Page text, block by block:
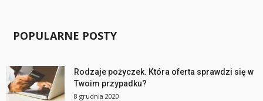
POPULARNE POSTY
Rodzaje pożyczek. Która oferta sprawdzi się w
Twoim przypadku?
8 grudnia 2020